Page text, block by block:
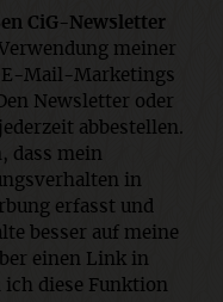
CiG-Newsletter
meiner
E-Mail-Marketings
Newsletter oder
abbestellen.
dass mein
in
erfasst und
besser auf meine
einen Link in
diese Funktion